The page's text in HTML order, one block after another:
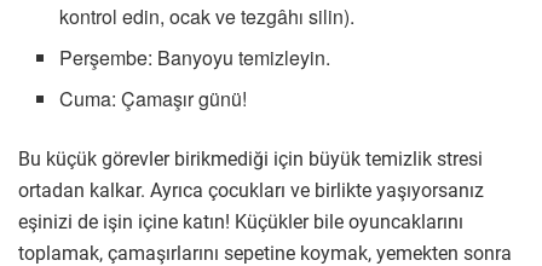
kontrol edin, ocak ve tezgâhı silin).
Perşembe: Banyoyu temizleyin.
Cuma: Çamaşır günü!
Bu küçük görevler birikmediği için büyük temizlik stresi
ortadan kalkar. Ayrıca çocukları ve birlikte yaşıyorsanız
eşinizi de işin içine katın! Küçükler bile oyuncaklarını
toplamak, çamaşırlarını sepetine koymak, yemekten sonra